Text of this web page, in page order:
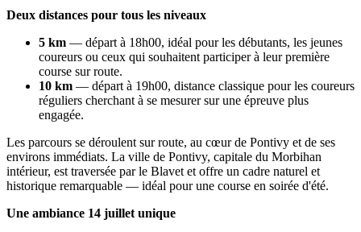
Deux distances pour tous les niveaux
5 km — départ à 18h00, idéal pour les débutants, les jeunes
coureurs ou ceux qui souhaitent participer à leur première
course sur route.
10 km — départ à 19h00, distance classique pour les coureurs
réguliers cherchant à se mesurer sur une épreuve plus
engagée.
Les parcours se déroulent sur route, au cœur de Pontivy et de ses
environs immédiats. La ville de Pontivy, capitale du Morbihan
intérieur, est traversée par le Blavet et offre un cadre naturel et
historique remarquable — idéal pour une course en soirée d'été.
Une ambiance 14 juillet unique